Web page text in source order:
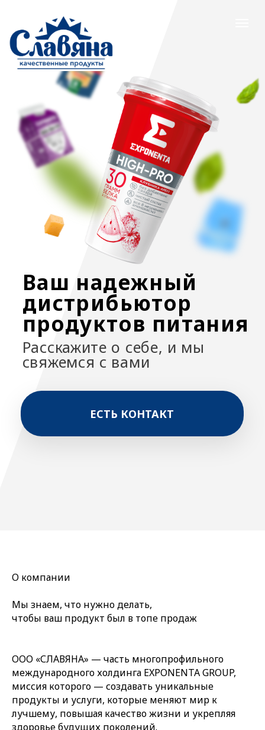
Ваш надежный
дистрибьютор
продуктов питания
Расскажите о себе, и мы
свяжемся с вами
ЕСТЬ КОНТАКТ
О компании
Мы знаем, что нужно делать,
чтобы ваш продукт был в топе продаж
ООО «СЛАВЯНА» — часть многопрофильного
международного холдинга EXPONENTA GROUP,
миссия которого — создавать уникальные
продукты и услуги, которые меняют мир к
лучшему, повышая качество жизни и укрепляя
здоровье будущих поколений.